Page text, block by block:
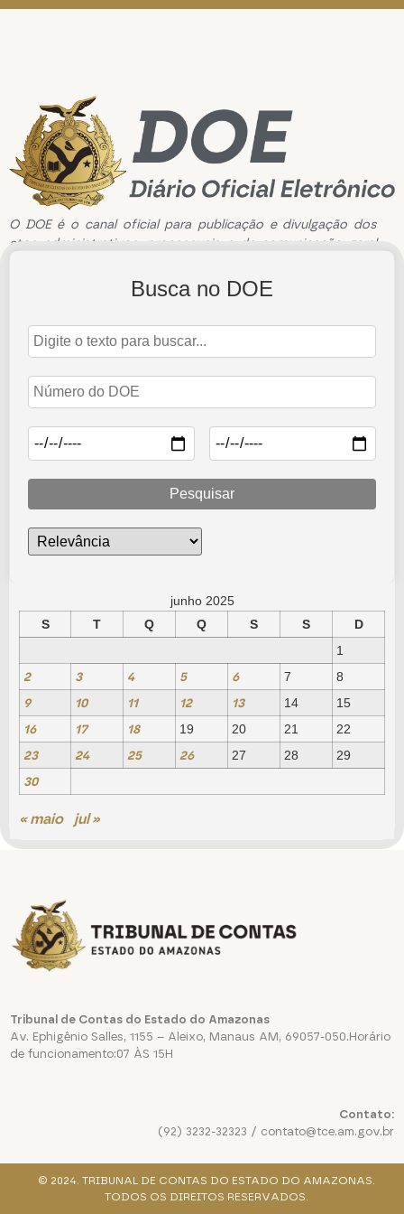
O DOE é o canal oficial para publicação e divulgação dos
atos administrativos, processuais e de comunicação geral
Edição de n°3564 de 02 de Junho de 2025
2 de junho de 2025
Abrir Edição
Busca no DOE
Pesquisar
junho 2025
S
T Q Q S S
D
1
2 3 4 5 6 7 8
9 10 11 12 13 14 15
16 17 18 19 20 21 22
23 24 25 26 27 28 29
30
« maio jul »
Tribunal de Contas do Estado do Amazonas
Av. Ephigênio Salles, 1155 – Aleixo, Manaus AM, 69057-050.Horário
de funcionamento:07 ÀS 15H
Contato:
(92) 3232-32323 / contato@tce.am.gov.br
© 2024. TRIBUNAL DE CONTAS DO ESTADO DO AMAZONAS.
TODOS OS DIREITOS RESERVADOS.